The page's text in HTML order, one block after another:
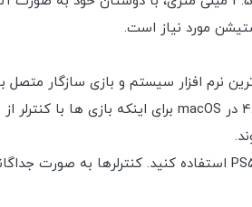
مورد نیاز است.